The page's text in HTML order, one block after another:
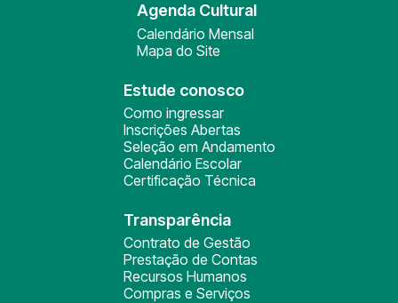
Agenda Cultural
Calendário Mensal
Mapa do Site
Estude conosco
Como ingressar
Inscrições Abertas
Seleção em Andamento
Calendário Escolar
Certificação Técnica
Transparência
Contrato de Gestão
Prestação de Contas
Recursos Humanos
Compras e Serviços